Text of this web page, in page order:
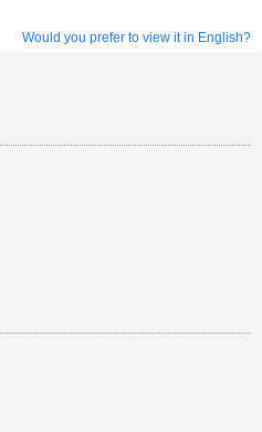
Would you prefer to view it in English?